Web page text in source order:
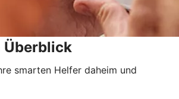
Überblick
smarten Helfer daheim und